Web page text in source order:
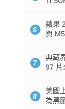
6
蘋果
與
7
典藏
97 片
8
美國
為黑